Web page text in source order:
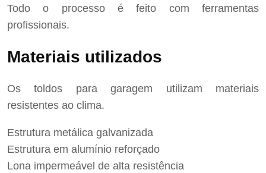
Todo o processo é feito com ferramentas
profissionais.
Materiais utilizados
Os toldos para garagem utilizam materiais
resistentes ao clima.
Estrutura metálica galvanizada
Estrutura em alumínio reforçado
Lona impermeável de alta resistência